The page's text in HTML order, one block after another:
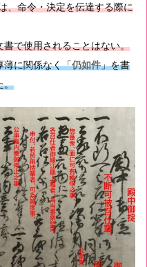
、命令・決定を伝達する際に
で使用されることはない。
薄に関係なく「仍如件」を書
。